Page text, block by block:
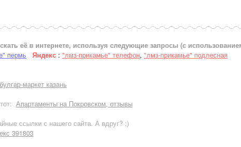
её в интернете, используя следующие запросы (с
пермь Яндекс : "лмз-прикамье" телефон, "лмз-прикамье" подлесная
булгар-маркет казань
Апартаменты на Покровском, отзывы
ссылки с нашего сайта. А вдруг? ;)
391803